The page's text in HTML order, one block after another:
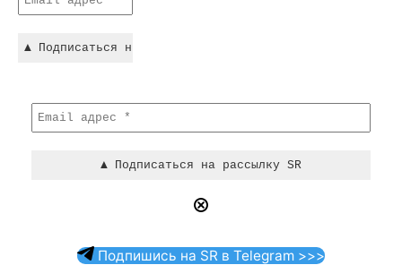
Подпишись на SR в Telegram >>>